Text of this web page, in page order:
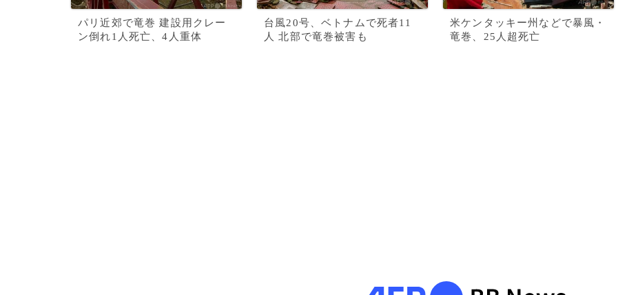
パリ近郊で竜巻 建設用クレー
ン倒れ1人死亡、4人重体
台風20号、ベトナムで死者11
人 北部で竜巻被害も
米ケンタッキー州などで暴風・
竜巻、25人超死亡